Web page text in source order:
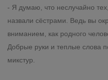
- Я думаю, что неслучайно
назвали сёстрами. Ведь вы
вниманием, как родного
Добрые руки и теплые слова
микстур.